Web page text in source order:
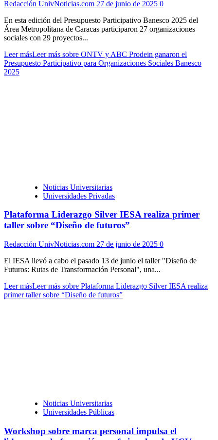
Redacción UnivNoticias.com 27 de junio de 2025 0
En esta edición del Presupuesto Participativo Banesco 2025 del
Área Metropolitana de Caracas participaron 27 organizaciones
sociales con 29 proyectos...
Leer másLeer más sobre ONTV y ABC Prodein ganaron el
Presupuesto Participativo para Organizaciones Sociales Banesco
2025
Noticias Universitarias
Universidades Privadas
Plataforma Liderazgo Silver IESA realiza primer
taller sobre “Diseño de futuros”
Redacción UnivNoticias.com 27 de junio de 2025 0
El IESA llevó a cabo el pasado 13 de junio el taller "Diseño de
Futuros: Rutas de Transformación Personal", una...
Leer másLeer más sobre Plataforma Liderazgo Silver IESA realiza
primer taller sobre “Diseño de futuros”
Noticias Universitarias
Universidades Públicas
Workshop sobre marca personal impulsa el